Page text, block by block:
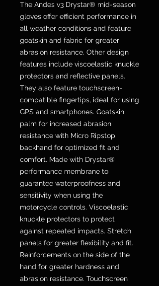
The Andes v3 Drystar® mid-season
gloves offer efficient performance in
all weather conditions and feature
goatskin and fabric for greater
abrasion resistance. Other design
features include viscoelastic knuckle
protectors and reflective panels.
They also feature touchscreen-
compatible fingertips, ideal for using
GPS and smartphones. Goatskin
palm for increased abrasion
resistance with Micro Ripstop
backhand for optimized fit and
comfort. Made with Drystar®
performance membrane to
guarantee waterproofness and
sensitivity when using the
motorcycle controls. Viscoelastic
knuckle protectors to protect
against repeated impacts. Stretch
panels for greater flexibility and fit.
Reinforcements on the side of the
hand for greater hardness and
abrasion resistance. Touchscreen